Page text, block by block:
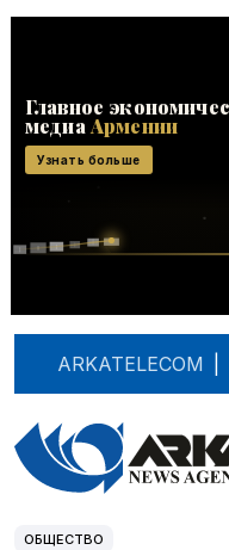
ARKATELECOM
ОБЩЕСТВО